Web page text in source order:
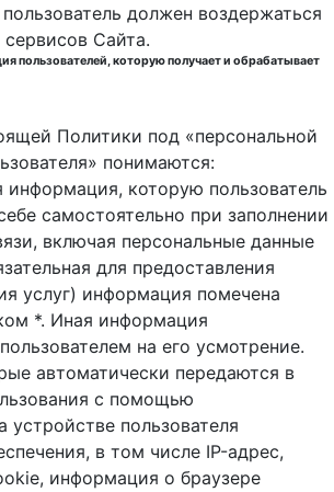
должен воздержаться
Сайта.
пользователей, которую получает и обрабатывает
Политики под «персональной
понимаются:
информация, которую пользователь
самостоятельно при заполнении
включая персональные данные
для предоставления
услуг) информация помечена
*. Иная информация
на его усмотрение.
автоматически передаются в
с помощью
устройстве пользователя
в том числе IP-адрес,
информация о браузере